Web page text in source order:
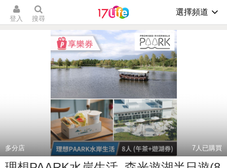
登入 搜尋
選擇頻道
多分店 7人已購買